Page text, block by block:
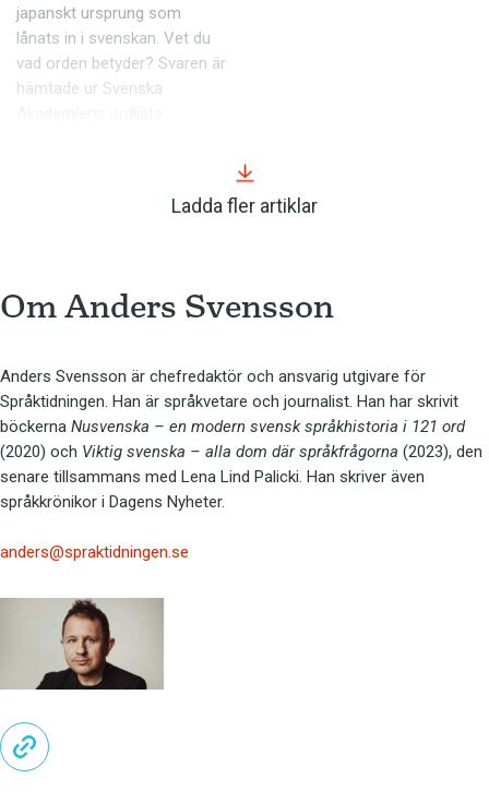
japanskt ursprung som
lånats in i svenskan. Vet du
vad orden betyder? Svaren är
hämtade ur Svenska
Ladda fler artiklar
Om Anders Svensson
Anders Svensson är chefredaktör och ansvarig utgivare för
Språktidningen. Han är språkvetare och journalist. Han har skrivit
böckerna Nusvenska – en modern svensk språkhistoria i 121 ord
(2020) och Viktig svenska – alla dom där språkfrågorna (2023), den
senare tillsammans med Lena Lind Palicki. Han skriver även
språkkrönikor i Dagens Nyheter.
anders@spraktidningen.se